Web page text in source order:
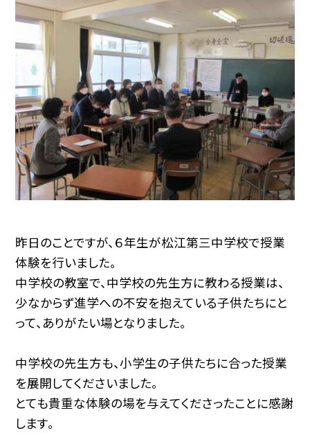
昨日のことですが、６年生が松江第三中学校で授業
体験を行いました。
中学校の教室で、中学校の先生方に教わる授業は、
少なからず進学への不安を抱えている子供たちにと
って、ありがたい場となりました。
中学校の先生方も、小学生の子供たちに合った授業
を展開してくださいました。
とても貴重な体験の場を与えてくださったことに感謝
します。